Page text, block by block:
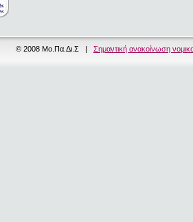
© 2008 Μο.Πα.Δι.Σ | Σημαντική ανακοίνωση